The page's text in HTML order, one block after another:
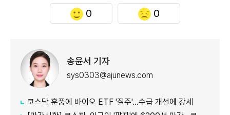
0 0
송윤서 기자
sys0303@ajunews.com
코스닥 훈풍에 바이오 ETF '질주'…수급 개선에 강세